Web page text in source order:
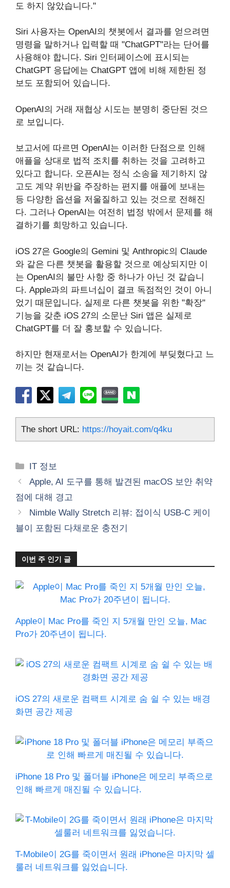
도 하지 않았습니다."
Siri 사용자는 OpenAI의 챗봇에서 결과를 얻으려면
명령을 말하거나 입력할 때 "ChatGPT"라는 단어를
사용해야 합니다. Siri 인터페이스에 표시되는
ChatGPT 응답에는 ChatGPT 앱에 비해 제한된 정
보도 포함되어 있습니다.
OpenAI의 거래 재협상 시도는 분명히 중단된 것으
로 보입니다.
보고서에 따르면 OpenAI는 이러한 단점으로 인해
애플을 상대로 법적 조치를 취하는 것을 고려하고
있다고 합니다. 오픈AI는 정식 소송을 제기하지 않
고도 계약 위반을 주장하는 편지를 애플에 보내는
등 다양한 옵션을 저울질하고 있는 것으로 전해진
다. 그러나 OpenAI는 여전히 법정 밖에서 문제를 해
결하기를 희망하고 있습니다.
iOS 27은 Google의 Gemini 및 Anthropic의 Claude
와 같은 다른 챗봇을 활용할 것으로 예상되지만 이
는 OpenAI의 불만 사항 중 하나가 아닌 것 같습니
다. Apple과의 파트너십이 결코 독점적인 것이 아니
었기 때문입니다. 실제로 다른 챗봇을 위한 "확장"
기능을 갖춘 iOS 27의 소문난 Siri 앱은 실제로
ChatGPT를 더 잘 홍보할 수 있습니다.
하지만 현재로서는 OpenAI가 한계에 부딪혔다고 느
끼는 것 같습니다.
The short URL: https://hoyait.com/q4ku
카
테
리
IT 정보
Apple, AI 도구를 통해 발견된 macOS 보안 취약
점에 대해 경고
Nimble Wally Stretch 리뷰: 접이식 USB-C 케이
블이 포함된 다채로운 충전기
이번 주 인기 글
Apple이 Mac Pro를 죽인 지 5개월 만인 오늘, Mac
Pro가 20주년이 됩니다.
iOS 27의 새로운 컴팩트 시계로 숨 쉴 수 있는 배경
화면 공간 제공
iPhone 18 Pro 및 폴더블 iPhone은 메모리 부족으로
인해 빠르게 매진될 수 있습니다.
T-Mobile이 2G를 죽이면서 원래 iPhone은 마지막 셀
룰러 네트워크를 잃었습니다.